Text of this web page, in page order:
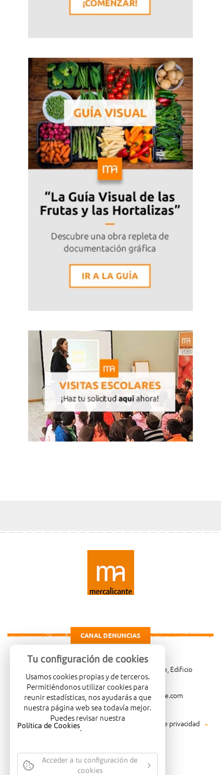
CANAL DENUNCIAS
Carretera de Madrid Km. 4, 03114 Alicante, Edificio
Administrativo, planta 3ª
966081001
merca@mercalicante.com
Aviso legal Política de cookies
Política de privacidad
Política medioambiental
Tu configuración de cookies
Usamos cookies propias y de terceros.
Permitiéndonos utilizar cookies para
reunir estadísticas, nos ayudarás a que
nuestra página web sea todavía mejor.
Puedes revisar nuestra
Política de Cookies.
Acceder a tu configuración de
cookies